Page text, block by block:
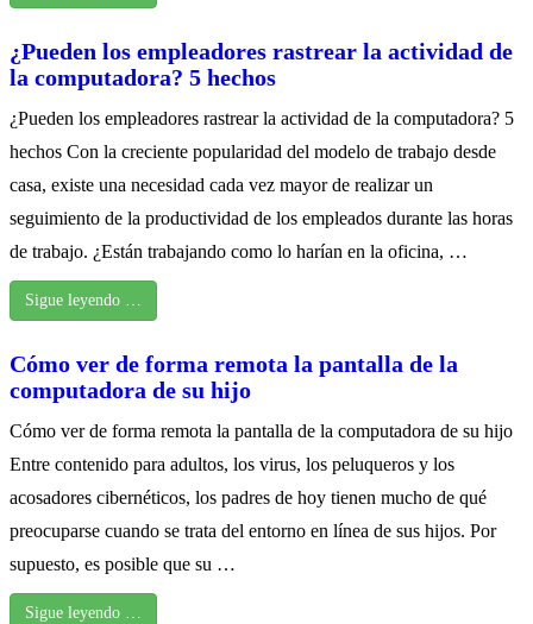
¿Pueden los empleadores rastrear la actividad de
la computadora? 5 hechos
¿Pueden los empleadores rastrear la actividad de la computadora? 5
hechos Con la creciente popularidad del modelo de trabajo desde
casa, existe una necesidad cada vez mayor de realizar un
seguimiento de la productividad de los empleados durante las horas
de trabajo. ¿Están trabajando como lo harían en la oficina, …
Sigue leyendo …
Cómo ver de forma remota la pantalla de la
computadora de su hijo
Cómo ver de forma remota la pantalla de la computadora de su hijo
Entre contenido para adultos, los virus, los peluqueros y los
acosadores cibernéticos, los padres de hoy tienen mucho de qué
preocuparse cuando se trata del entorno en línea de sus hijos. Por
supuesto, es posible que su …
Sigue leyendo …